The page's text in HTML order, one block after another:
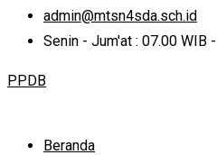
admin@mtsn4sda.sch.id
Senin - Jum'at : 07.00 WIB
PPDB
Beranda